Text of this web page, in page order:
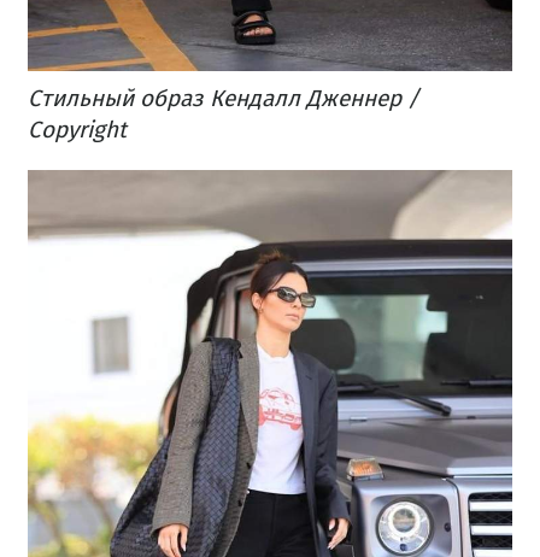
Стильный образ Кендалл Дженнер /
Copyright